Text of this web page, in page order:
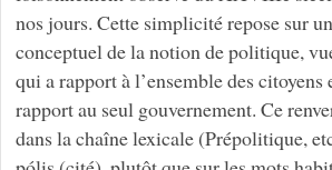
nos jours. Cette simplicité repose sur
conceptuel de la notion de politique,
qui a rapport à l’ensemble des citoyens
rapport au seul gouvernement. Ce
dans la chaîne lexicale (Prépolitique,